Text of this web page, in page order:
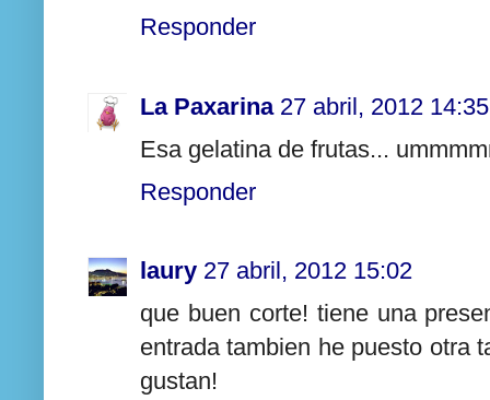
Responder
La Paxarina 27 abril, 2012 14:35
Esa gelatina de frutas...
Responder
laury 27 abril, 2012 15:02
que buen corte! tiene una
entrada tambien he puesto otra
gustan!